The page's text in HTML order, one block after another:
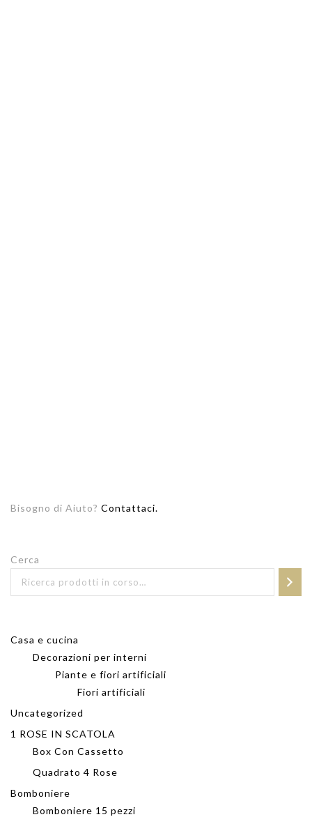
Bisogno di Aiuto? Contattaci.
Cerca
Casa e cucina
Decorazioni per interni
Piante e fiori artificiali
Fiori artificiali
Uncategorized
1 ROSE IN SCATOLA
Box Con Cassetto
Quadrato 4 Rose
Bomboniere
Bomboniere 15 pezzi